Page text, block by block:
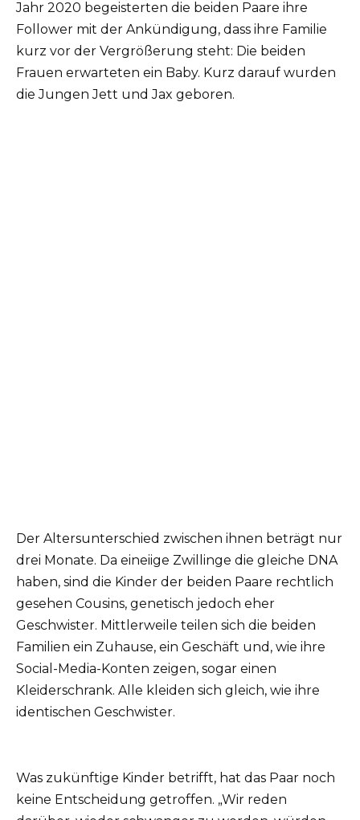
Jahr 2020 begeisterten die beiden Paare ihre
Follower mit der Ankündigung, dass ihre Familie
kurz vor der Vergrößerung steht: Die beiden
Frauen erwarteten ein Baby. Kurz darauf wurden
die Jungen Jett und Jax geboren.
Der Altersunterschied zwischen ihnen beträgt nur
drei Monate. Da eineiige Zwillinge die gleiche DNA
haben, sind die Kinder der beiden Paare rechtlich
gesehen Cousins, genetisch jedoch eher
Geschwister. Mittlerweile teilen sich die beiden
Familien ein Zuhause, ein Geschäft und, wie ihre
Social-Media-Konten zeigen, sogar einen
Kleiderschrank. Alle kleiden sich gleich, wie ihre
identischen Geschwister.
Was zukünftige Kinder betrifft, hat das Paar noch
keine Entscheidung getroffen. „Wir reden